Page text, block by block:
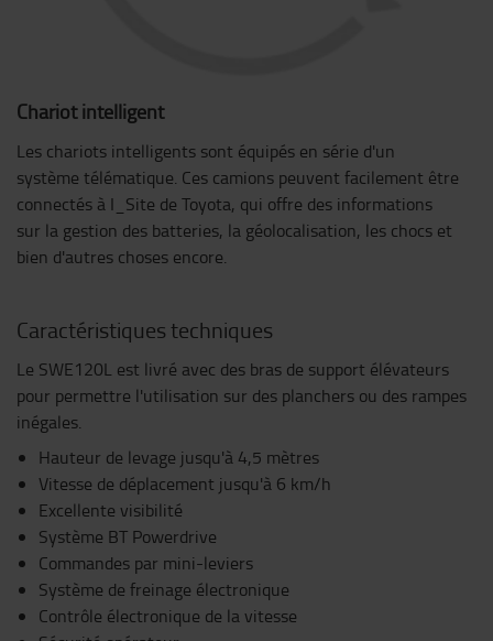
Chariot intelligent
Les chariots intelligents sont équipés en série d'un
système télématique. Ces camions peuvent facilement être
connectés à I_Site de Toyota, qui offre des informations
sur la gestion des batteries, la géolocalisation, les chocs et
bien d'autres choses encore.
Caractéristiques techniques
Le SWE120L est livré avec des bras de support élévateurs
pour permettre l'utilisation sur des planchers ou des rampes
inégales.
Hauteur de levage jusqu'à 4,5 mètres
Vitesse de déplacement jusqu'à 6 km/h
Excellente visibilité
Système BT Powerdrive
Commandes par mini-leviers
Système de freinage électronique
Contrôle électronique de la vitesse